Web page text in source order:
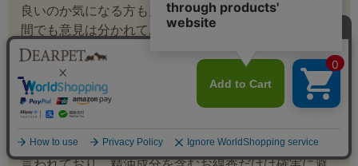
良いのか気になる方も多いと思います。獣医師さんの
間でも意見は分かれており、お線香の煙がペットちゃ
んへ与える影響を直接調べた研究もまだ少ないため、
全体として「絶対に良い・悪い」と断言するのは難し
いのが現状です。
しかし猫ちゃんに関してだけは、はっきり言える注
含まれる成分を肝臓で分解することが非常に苦手だと